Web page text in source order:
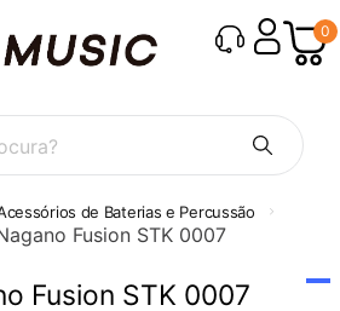
0
de Baterias e Percussão
Fusion STK 0007
Fusion STK 0007